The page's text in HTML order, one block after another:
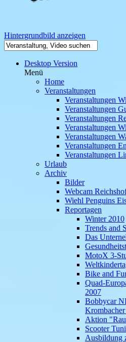
Hintergrundbild anzeigen
Desktop Version
Menü
Home
Veranstaltungen
Veranstaltungen
Veranstaltungen
Veranstaltungen
Veranstaltungen
Veranstaltungen
Veranstaltungen
Veranstaltungen
Urlaub
Archiv
Bilder
Webcam
Wiehl Penguins
Reportagen
Winter 2010
Trends and
Das
MotoX 3-
Bike and
Quad-
2007
Bobbycar
Aktion
Scooter
Ausbildung